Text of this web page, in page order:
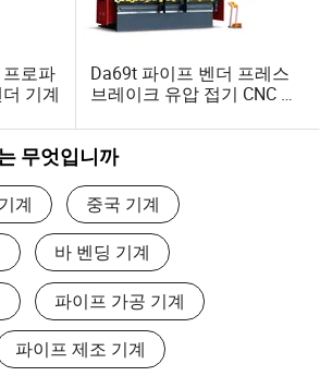
로파
기계
Da69t 파이프 벤더 프레스
브레이크 유압 접기 CNC 판
무엇입니까
기계 중국 기계
바 벤딩 기계
파이프 가공 기계
파이프 제조 기계